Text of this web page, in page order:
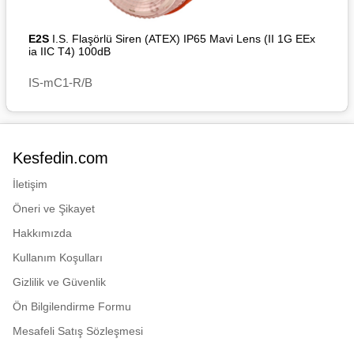
geçirmez)
UL94V0 ve 5VA FR ABS ve
Çalışma sıcaklığı: -40° ila
E2S I.S. Flaşörlü Siren (ATEX) IP65 Mavi Lens (II 1G EEx
ia IIC T4) 100dB
IS-mC1-R/B
Kesfedin.com
İletişim
Öneri ve Şikayet
Hakkımızda
Kullanım Koşulları
Gizlilik ve Güvenlik
Ön Bilgilendirme Formu
Mesafeli Satış Sözleşmesi